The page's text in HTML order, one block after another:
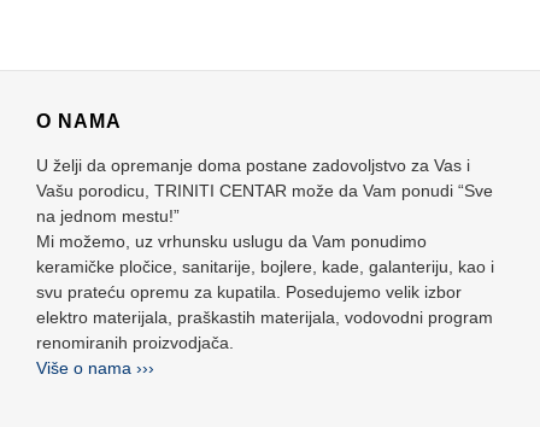
O NAMA
U želji da opremanje doma postane zadovoljstvo za Vas i
Vašu porodicu, TRINITI CENTAR može da Vam ponudi “Sve
na jednom mestu!”
Mi možemo, uz vrhunsku uslugu da Vam ponudimo
keramičke pločice, sanitarije, bojlere, kade, galanteriju, kao i
svu prateću opremu za kupatila. Posedujemo velik izbor
elektro materijala, praškastih materijala, vodovodni program
renomiranih proizvodjača.
Više o nama ›››